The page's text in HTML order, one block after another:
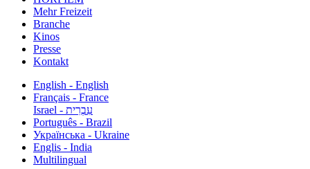
Mehr Freizeit
Branche
Kinos
Presse
Kontakt
English - English
Français - France
עִבְרִית - Israel
Português - Brazil
Українська - Ukraine
Englis - India
Multilingual